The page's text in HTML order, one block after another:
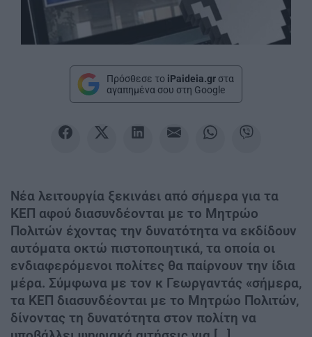
Πρόσθεσε το iPaideia.gr στα
αγαπημένα σου στη Google
Νέα λειτουργία ξεκινάει από σήμερα για τα
ΚΕΠ αφού διασυνδέονται με το Μητρώο
Πολιτών έχοντας την δυνατότητα να εκδίδουν
αυτόματα οκτώ πιστοποιητικά, τα οποία οι
ενδιαφερόμενοι πολίτες θα παίρνουν την ίδια
μέρα. Σύμφωνα με τον κ Γεωργαντάς «σήμερα,
τα ΚΕΠ διασυνδέονται με το Μητρώο Πολιτών,
δίνοντας τη δυνατότητα στον πολίτη να